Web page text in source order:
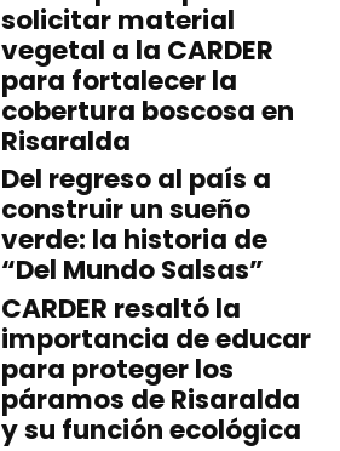
solicitar material
vegetal a la CARDER
para fortalecer la
cobertura boscosa en
Risaralda
Del regreso al país a
construir un sueño
verde: la historia de
“Del Mundo Salsas”
CARDER resaltó la
importancia de educar
para proteger los
páramos de Risaralda
y su función ecológica